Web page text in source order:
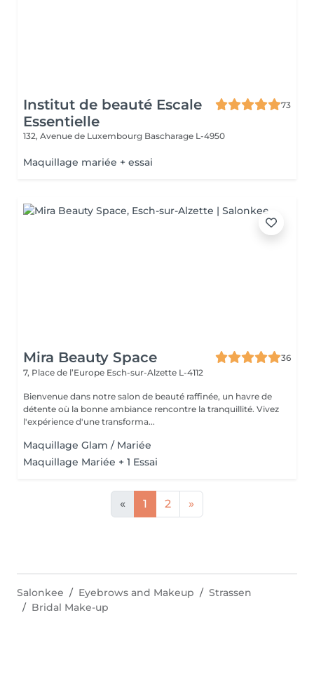
Institut de beauté Escale
Essentielle
73
132, Avenue de Luxembourg Bascharage L-4950
Maquillage mariée + essai
Mira Beauty Space
36
7, Place de l’Europe Esch-sur-Alzette L-4112
Bienvenue dans notre salon de beauté raffinée, un havre de
détente où la bonne ambiance rencontre la tranquillité. Vivez
l'expérience d'une transforma...
Maquillage Glam / Mariée
Maquillage Mariée + 1 Essai
« 1 2 »
Salonkee Eyebrows and Makeup
Strassen
Bridal Make-up